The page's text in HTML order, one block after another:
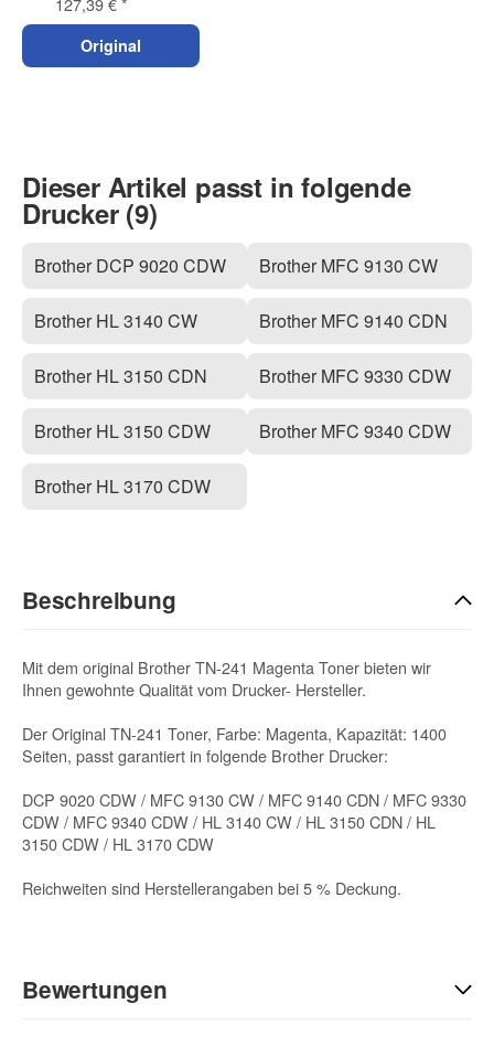
Original
Dieser Artikel passt in folgende
Drucker (9)
Brother DCP 9020 CDW
Brother HL 3140 CW
Brother HL 3150 CDN
Brother HL 3150 CDW
Brother HL 3170 CDW
Brother MFC 9130 CW
Brother MFC 9140 CDN
Brother MFC 9330 CDW
Brother MFC 9340 CDW
Beschreibung
Mit dem original Brother TN-241 Magenta Toner bieten wir
Ihnen gewohnte Qualität vom Drucker- Hersteller.
Der Original TN-241 Toner, Farbe: Magenta, Kapazität: 1400
Seiten, passt garantiert in folgende Brother Drucker:
DCP 9020 CDW / MFC 9130 CW / MFC 9140 CDN / MFC 9330
CDW / MFC 9340 CDW / HL 3140 CW / HL 3150 CDN / HL
3150 CDW / HL 3170 CDW
Reichweiten sind Herstellerangaben bei 5 % Deckung.
Bewertungen